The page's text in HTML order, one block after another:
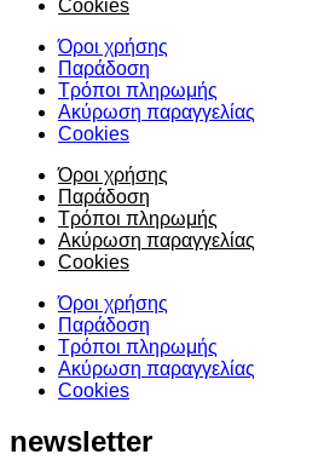
Cookies
Όροι χρήσης
Παράδοση
Τρόποι πληρωμής
Ακύρωση παραγγελίας
Cookies
Όροι χρήσης
Παράδοση
Τρόποι πληρωμής
Ακύρωση παραγγελίας
Cookies
Όροι χρήσης
Παράδοση
Τρόποι πληρωμής
Ακύρωση παραγγελίας
Cookies
newsletter